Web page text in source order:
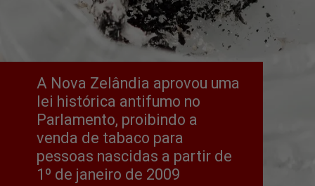
A Nova Zelândia aprovou uma
lei histórica antifumo no
Parlamento, proibindo a
venda de tabaco para
pessoas nascidas a partir de
1º de janeiro de 2009